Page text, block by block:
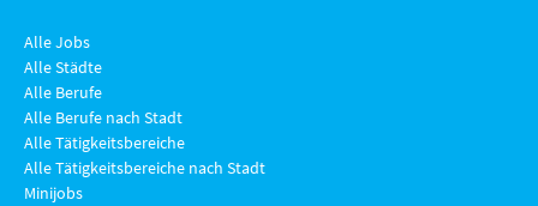
Alle Jobs
Alle Städte
Alle Berufe
Alle Berufe nach Stadt
Alle Tätigkeitsbereiche
Alle Tätigkeitsbereiche nach Stadt
Minijobs